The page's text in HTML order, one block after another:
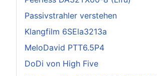
Passivstrahler verstehen
Klangfilm 6SEla3213a
MeloDavid PTT6.5P4
DoDi von High Five